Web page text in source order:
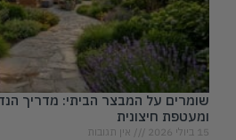
שומרים על המבצר הביתי: מדריך
ומעטפת חיצונית
15 ביולי 2026 אין תגובות